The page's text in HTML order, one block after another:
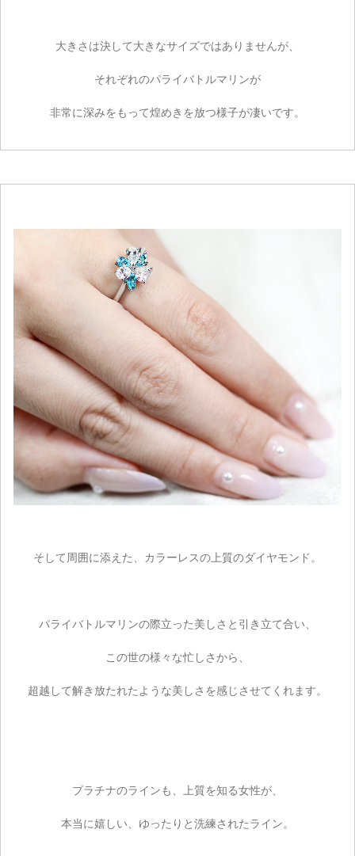
大きさは決して大きなサイズではありませんが、
それぞれのパライバトルマリンが
非常に深みをもって煌めきを放つ様子が凄いです。
そして周囲に添えた、カラーレスの上質のダイヤモンド。
パライバトルマリンの際立った美しさと引き立て合い、
この世の様々な忙しさから、
超越して解き放たれたような美しさを感じさせてくれます。
プラチナのラインも、上質を知る女性が、
本当に嬉しい、ゆったりと洗練されたライン。